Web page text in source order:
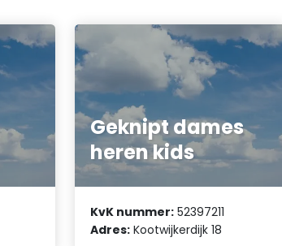
Geknipt dames
heren kids
KvK nummer: 52397211
Adres: Kootwijkerdijk 18